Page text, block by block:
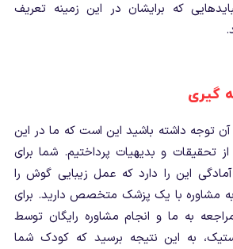
که برایشان در این زمینه تعریف
گیری
توجه داشته باشید این است که ما در این
تحقیقات و بدیهیات پرداختیم. شما برای
آمادگی این را دارد که عمل زیبایی گوش را
به مشاوره با یک پزشک متخصص دارید. برای
به ما و انجام مشاوره رایگان توسط
به این نتیجه برسید که کودک شما